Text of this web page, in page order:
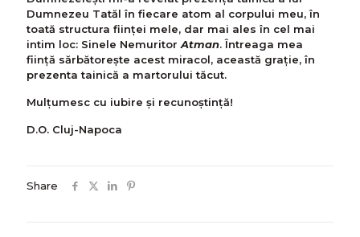
Dumnezeu Tatăl în fiecare atom al corpului meu, în
toată structura ființei mele, dar mai ales în cel mai
intim loc: Sinele Nemuritor Atman. Întreaga mea
ființă sărbătorește acest miracol, această grație, în
prezenta tainică a martorului tăcut.
Mulțumesc cu iubire şi recunoștință!
D.O. Cluj-Napoca
Share